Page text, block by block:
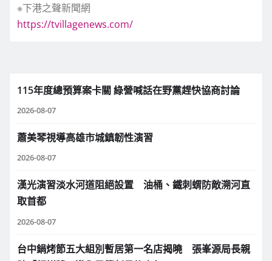
※下港之聲新聞網
https://tvillagenews.com/
115年度總預算案卡關 綠營喊話在野黨趕快協商討論
2026-08-07
蕭美琴視導高雄市城鎮韌性演習
2026-08-07
漢光演習淡水河道阻絕設置 油桶、鐵刺蝟防敵溯河直
取首都
2026-08-07
台中鍋烤節五大組別暫居第一名店揭曉 張峯源局長親